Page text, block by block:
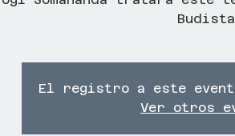
El registro a este
Ver otros